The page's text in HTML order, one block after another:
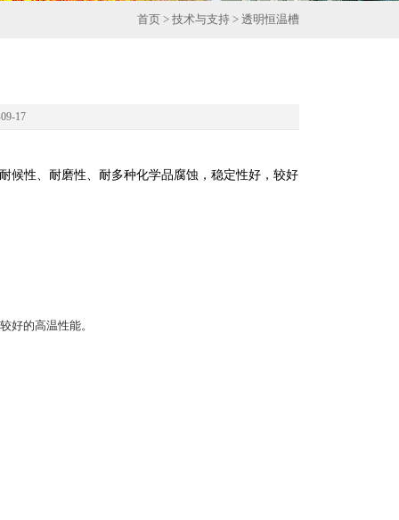
首页 > 技术与支持 > 透明恒温槽
17
性、耐磨性、耐多种化学品腐蚀，稳定性好，较好
好的高温性能。